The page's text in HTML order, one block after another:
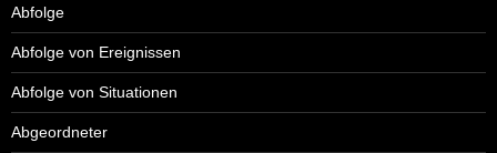
Abfolge
Abfolge von Ereignissen
Abfolge von Situationen
Abgeordneter